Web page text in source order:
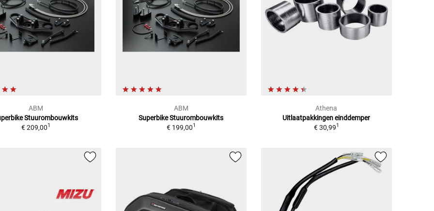
ABM
Stuurombouwkits
€ 209,001
ABM
Superbike Stuurombouwkits
€ 199,001
Athena
Uitlaatpakkingen einddemper
€ 30,991